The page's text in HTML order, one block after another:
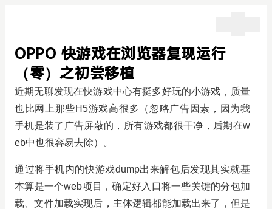
OPPO 快游戏在浏览器复现运行
（零）之初尝移植
近期无聊发现在快游戏中心有挺多好玩的小游戏，质量
也比网上那些H5游戏高很多（忽略广告因素，因为我
手机是装了广告屏蔽的，所有游戏都很干净，后期在w
eb中也很容易去除）。
通过将手机内的快游戏dump出来解包后发现其实就基
本算是一个web项目，确定好入口将一些关键的分包加
载、文件加载实现后，主体逻辑都能加载出来了，但是